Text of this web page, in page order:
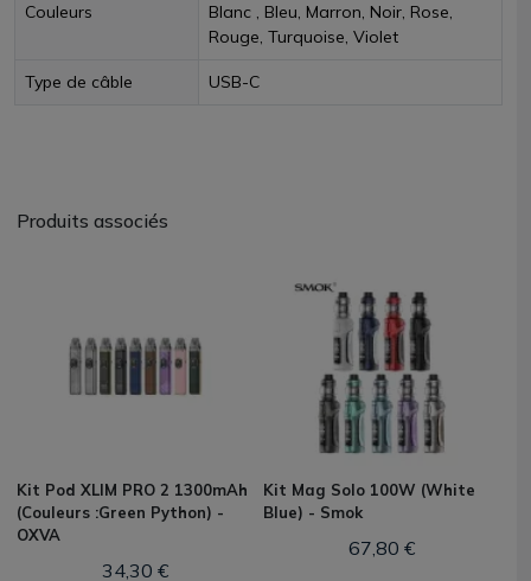
Couleurs
Blanc , Bleu, Marron, Noir, Rose,
Rouge, Turquoise, Violet
Type de câble USB-C
Produits associés
Kit Pod XLIM PRO 2 1300mAh
(Couleurs :Green Python) -
OXVA
34,30 €
Kit Mag Solo 100W (White
Blue) - Smok
67,80 €